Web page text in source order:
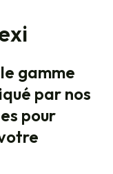
gamme
par nos
pour